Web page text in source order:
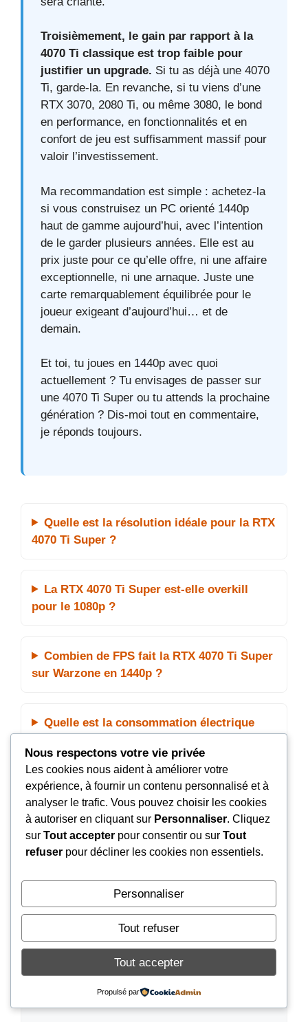
Troisièmement, le gain par rapport à la
4070 Ti classique est trop faible pour
justifier un upgrade. Si tu as déjà une 4070
Ti, garde-la. En revanche, si tu viens d’une
RTX 3070, 2080 Ti, ou même 3080, le bond
en performance, en fonctionnalités et en
confort de jeu est suffisamment massif pour
valoir l’investissement.
Ma recommandation est simple : achetez-la
si vous construisez un PC orienté 1440p
haut de gamme aujourd’hui, avec l’intention
de le garder plusieurs années. Elle est au
prix juste pour ce qu’elle offre, ni une affaire
exceptionnelle, ni une arnaque. Juste une
carte remarquablement équilibrée pour le
joueur exigeant d’aujourd’hui… et de
demain.
Et toi, tu joues en 1440p avec quoi
actuellement ? Tu envisages de passer sur
une 4070 Ti Super ou tu attends la prochaine
génération ? Dis-moi tout en commentaire,
je réponds toujours.
Quelle est la résolution idéale pour la RTX
4070 Ti Super ?
La RTX 4070 Ti Super est-elle overkill
pour le 1080p ?
Combien de FPS fait la RTX 4070 Ti Super
sur Warzone en 1440p ?
Quelle est la consommation électrique
La RTX 4070 Ti Super est-elle compatible
PCIe 4.0 et PCIe 5.0 ?
Il n’y a pas d’entrée similaire.
MSI MPG A850GL or A850G : Quelle
alimentation 850W choisir pour votre PC gamer ?
Laisser Un Commentaire
Commentaire
Nous respectons votre vie privée
Les cookies nous aident à améliorer votre
expérience, à fournir un contenu personnalisé et à
analyser le trafic. Vous pouvez choisir les cookies
à autoriser en cliquant sur Personnaliser. Cliquez
sur Tout accepter pour consentir ou sur Tout
refuser pour décliner les cookies non essentiels.
Personnaliser
Tout refuser
Tout accepter
Propulsé par